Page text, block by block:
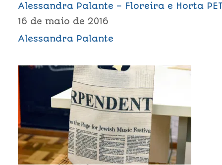
Alessandra Palante – Floreira e Horta PET
16 de maio de 2016
Alessandra Palante